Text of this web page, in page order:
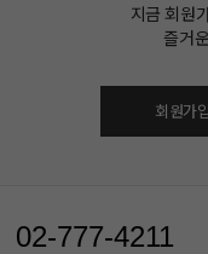
지금 회원
즐거
회원가입
02-777-4211